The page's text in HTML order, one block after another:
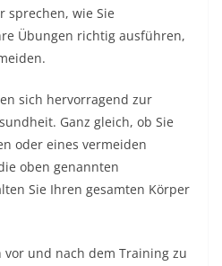
sprechen, wie Sie
Übungen richtig ausführen,
sich hervorragend zur
Ganz gleich, ob Sie
oder eines vermeiden
oben genannten
Sie Ihren gesamten Körper
vor und nach dem Training zu